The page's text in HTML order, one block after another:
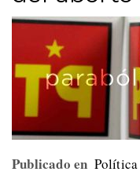
Publicado en Política